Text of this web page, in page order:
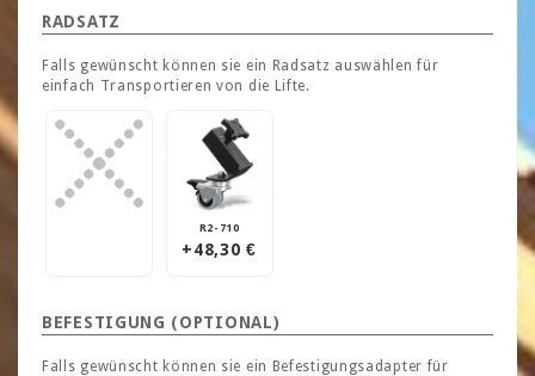
RADSATZ
Falls gewünscht können sie ein Radsatz auswählen für
einfach Transportieren von die Lifte.
R2-710
+48,30 €
BEFESTIGUNG (OPTIONAL)
Falls gewünscht können sie ein Befestigungsadapter für